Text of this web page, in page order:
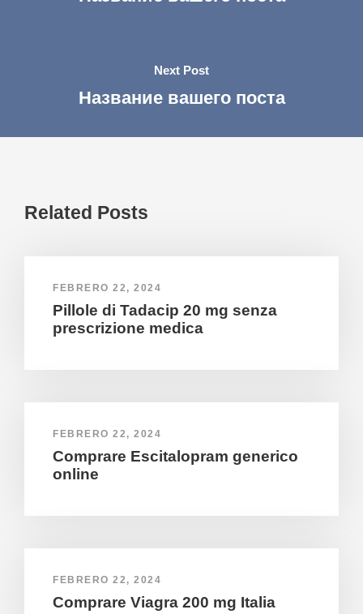
Next Post
Название вашего поста
Related Posts
FEBRERO 22, 2024
Pillole di Tadacip 20 mg senza
prescrizione medica
FEBRERO 22, 2024
Comprare Escitalopram generico
online
FEBRERO 22, 2024
Comprare Viagra 200 mg Italia